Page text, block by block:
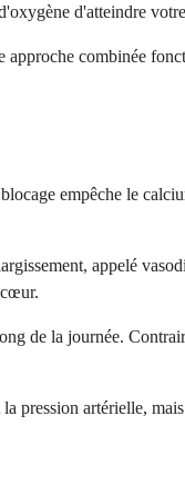
d'atteindre
combinée
empêche le
appelé
de la journée.
pression artérielle,